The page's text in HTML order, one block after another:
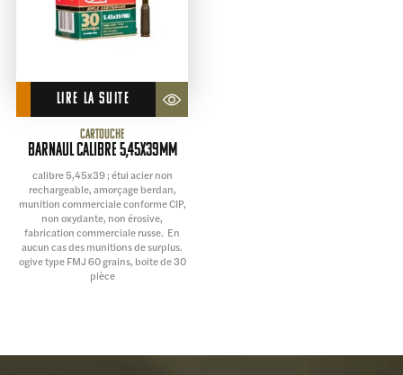
LIRE LA SUITE
Cartouche
BARNAUL calibre 5,45x39mm
calibre 5,45x39 ; étui acier non
rechargeable, amorçage berdan,
munition commerciale conforme CIP,
non oxydante, non érosive,
fabrication commerciale russe. En
aucun cas des munitions de surplus.
ogive type FMJ 60 grains, boite de 30
pièce